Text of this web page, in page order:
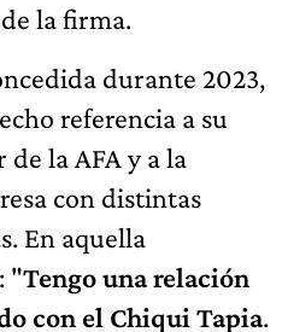
la firma.
durante 2023,
referencia a su
la AFA y a la
con distintas
En aquella
"Tengo una relación
con el Chiqui Tapia.